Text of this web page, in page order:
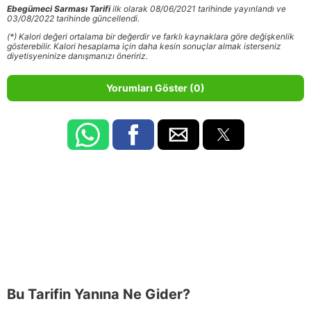
Ebegümeci Sarması Tarifiilk olarak 08/06/2021 tarihinde yayınlandı ve
03/08/2022 tarihinde güncellendi.
(*) Kalori değeri ortalama bir değerdir ve farklı kaynaklara göre değişkenlik
gösterebilir. Kalori hesaplama için daha kesin sonuçlar almak isterseniz
diyetisyeninize danışmanızı öneririz.
Yorumları Göster (0)
Bu Tarifin Yanına Ne Gider?